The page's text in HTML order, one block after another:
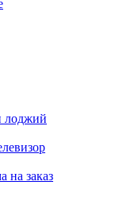
лоджий
на заказ